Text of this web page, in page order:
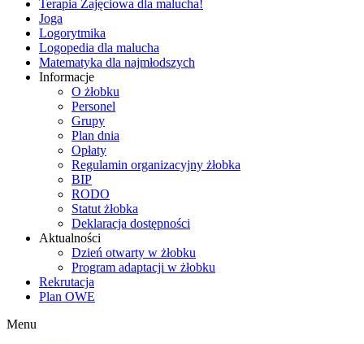
Terapia Zajęciowa dla malucha!
Joga
Logorytmika
Logopedia dla malucha
Matematyka dla najmłodszych
Informacje
O żłobku
Personel
Grupy
Plan dnia
Opłaty
Regulamin organizacyjny żłobka
BIP
RODO
Statut żłobka
Deklaracja dostępności
Aktualności
Dzień otwarty w żłobku
Program adaptacji w żłobku
Rekrutacja
Plan OWE
Menu